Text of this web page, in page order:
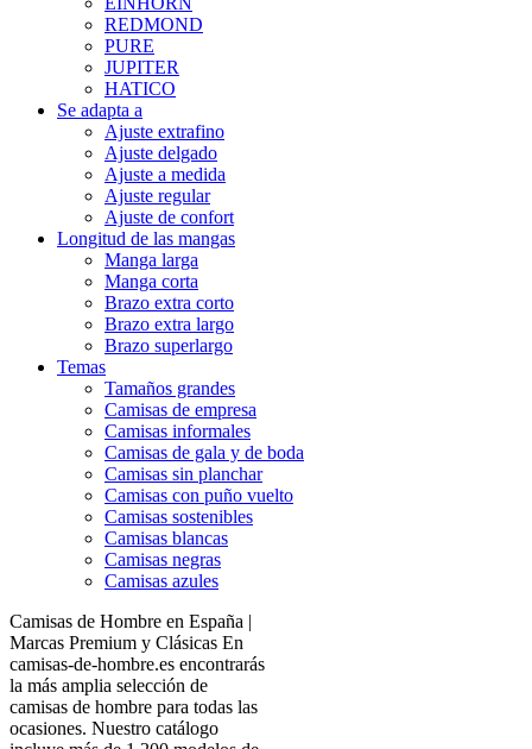
REDMOND
PURE
JUPITER
HATICO
Se adapta a
Ajuste extrafino
Ajuste delgado
Ajuste a medida
Ajuste regular
Ajuste de confort
Longitud de las mangas
Manga larga
Manga corta
Brazo extra corto
Brazo extra largo
Brazo superlargo
Temas
Tamaños grandes
Camisas de empresa
Camisas informales
Camisas de gala y de boda
Camisas sin planchar
Camisas con puño vuelto
Camisas sostenibles
Camisas blancas
Camisas negras
Camisas azules
Camisas de Hombre en España |
Marcas Premium y Clásicas En
camisas-de-hombre.es encontrarás
la más amplia selección de
camisas de hombre para todas las
ocasiones. Nuestro catálogo